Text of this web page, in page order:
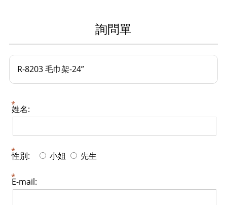
詢問單
R-8203 毛巾架-24”
姓名:
性別: 小姐 先生
E-mail: